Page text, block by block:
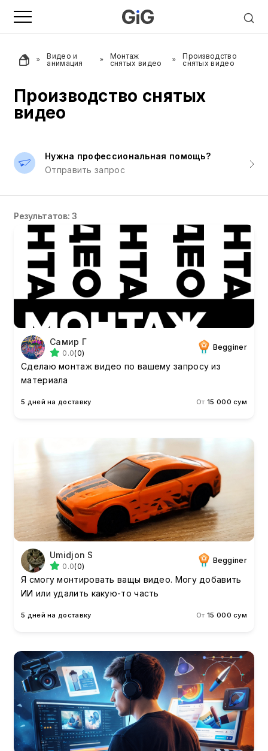
Видео и
анимация
Монтаж
снятых видео
Производство
снятых видео
Производство снятых
видео
Нужна профессиональная помощь?
Отправить запрос
Результатов: 3
Самир Г
0.0(0)
Begginer
Сделаю монтаж видео по вашему запросу из
материала
5 дней на доставку От 15 000 сум
Umidjon S
0.0(0)
Begginer
Я смогу монтировать ващы видео. Могу добавить
ИИ или удалить какую-то часть
5 дней на доставку От 15 000 сум